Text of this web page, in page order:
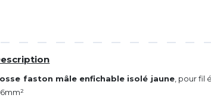
faston mâle enfichable isolé jaune, pour fil